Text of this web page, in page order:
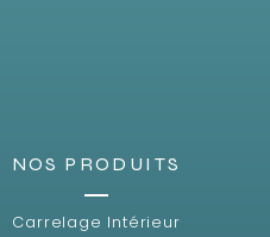
NOS PRODUITS
Carrelage Intérieur